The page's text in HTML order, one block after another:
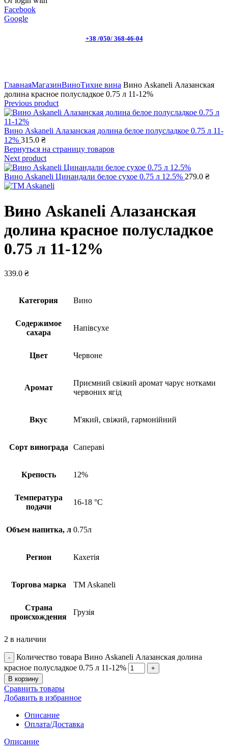
Facebook
Google
+38 /050/ 368-46-04
ГлавнаяМагазинВиноТихие вина Вино Askaneli Алазанская
долина красное полусладкое 0.75 л 11-12%
Previous product
Вино Askaneli Алазанская долина белое полусладкое 0.75 л 11-
12% 315.0 ₴
Вернуться на страницу товаров
Next product
Вино Askaneli Цинандали белое сухое 0.75 л 12.5% 279.0 ₴
Вино Askaneli Алазанская
долина красное полусладкое
0.75 л 11-12%
339.0 ₴
Категория Вино
Содержимое
сахара
Напівсухе
Цвет Червоне
Аромат
Приємний свіжий аромат чарує нотками
червоних ягід
Вкус М'який, свіжий, гармонійний
Сорт винограда Сапераві
Крепость 12%
Температура
подачи
16-18 °C
Объем напитка, л 0.75л
Регион Кахетія
Торгова марка TM Askaneli
Страна
происхождения
Грузія
2 в наличии
Количество товара Вино Askaneli Алазанская долина
красное полусладкое 0.75 л 11-12%
В корзину
Сравнить товары
Добавить в избранное
Описание
Оплата/Доставка
Описание